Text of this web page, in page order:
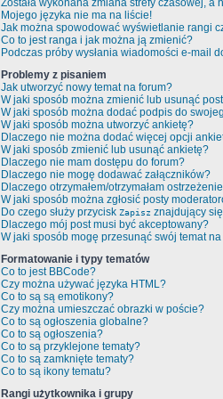
Została wykonana zmiana strefy czasowej, a
Mojego języka nie ma na liście!
Jak można spowodować wyświetlanie rangi
Co to jest ranga i jak można ją zmienić?
Podczas próby wysłania wiadomości e-mail
Problemy z pisaniem
Jak utworzyć nowy temat na forum?
W jaki sposób można zmienić lub usunąć
W jaki sposób można dodać podpis do
W jaki sposób można utworzyć ankietę?
Dlaczego nie można dodać więcej opcji
W jaki sposób zmienić lub usunąć ankietę?
Dlaczego nie mam dostępu do forum?
Dlaczego nie mogę dodawać załączników?
Dlaczego otrzymałem/otrzymałam
W jaki sposób można zgłosić posty
Do czego służy przycisk Zapisz znajdujący
Dlaczego mój post musi być akceptowany?
W jaki sposób mogę przesunąć swój temat
Formatowanie i typy tematów
Co to jest BBCode?
Czy można używać języka HTML?
Co to są są emotikony?
Czy można umieszczać obrazki w poście?
Co to są ogłoszenia globalne?
Co to są ogłoszenia?
Co to są przyklejone tematy?
Co to są zamknięte tematy?
Co to są ikony tematu?
Rangi użytkownika i grupy